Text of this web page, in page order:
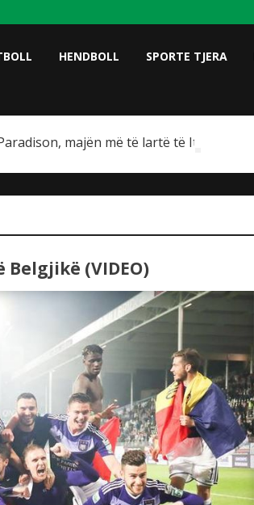
HENDBOLL SPORTE TJERA
majën më të lartë të Italisë
(VIDEO)